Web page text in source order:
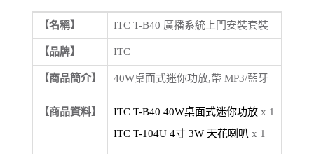
【名稱】 ITC T-B40 廣播系統上門安裝套裝
【品牌】 ITC
【商品簡介】 40W桌面式迷你功放,帶 MP3/藍牙
【商品資料】 ITC T-B40 40W桌面式迷你功放 x 1
ITC T-104U 4寸 3W 天花喇叭 x 1